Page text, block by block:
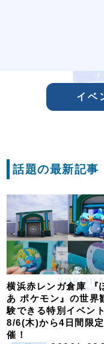
イベ
話題の最新記事
横浜赤レンガ倉庫 『
あ ポケモン』の世界
験できる特別イベント
8/6(木)から4日間限
催！